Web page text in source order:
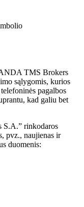
TMS Brokers
sąlygomis, kurios
pagalbos
kad galiu bet
rinkodaros
pvz., naujienas ir
duomenis: